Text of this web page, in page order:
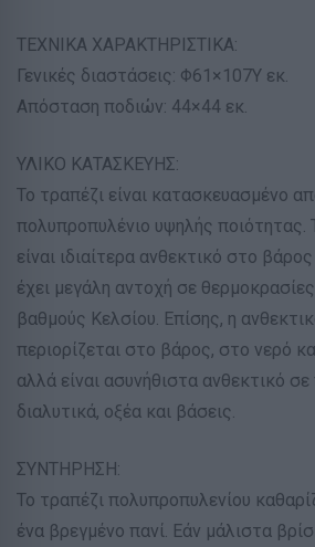
ΤΕΧΝΙΚΑ ΧΑΡΑΚΤΗΡΙΣΤΙΚΑ:
Γενικές διαστάσεις: Φ61×107Υ εκ.
Απόσταση ποδιών: 44×44 εκ.
ΥΛΙΚΟ ΚΑΤΑΣΚΕΥΗΣ:
Το τραπέζι είναι κατασκευασμένο
πολυπροπυλένιο υψηλής ποιότητας.
είναι ιδιαίτερα ανθεκτικό στο
έχει μεγάλη αντοχή σε
βαθμούς Κελσίου. Επίσης, η
περιορίζεται στο βάρος, στο νερό
αλλά είναι ασυνήθιστα ανθεκτικό
διαλυτικά, οξέα και βάσεις.
ΣΥΝΤΗΡΗΣΗ:
Το τραπέζι πολυπροπυλενίου
ένα βρεγμένο πανί. Εάν μάλιστα